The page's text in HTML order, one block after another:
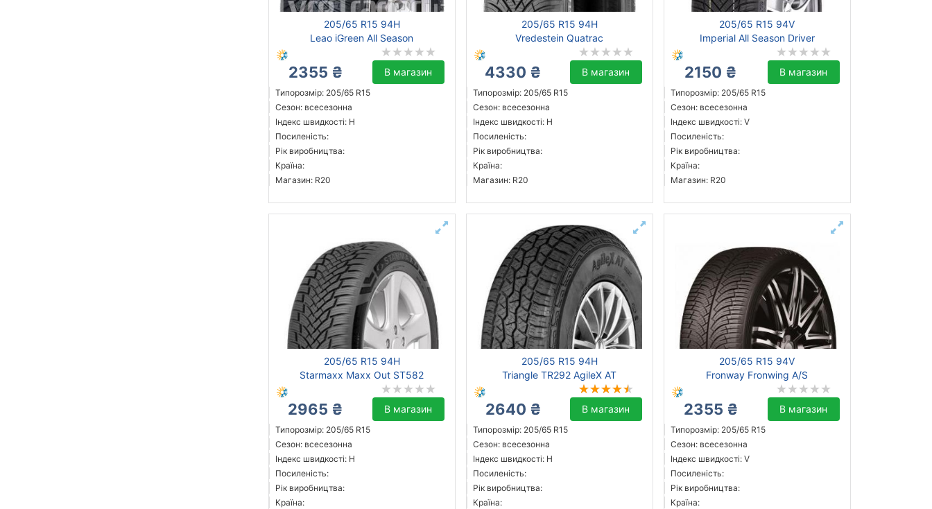
205/65 R15 94H
Leao iGreen All Season
2355 ₴ В магазин
Типорозмір: 205/65 R15
Сезон: всесезонна
Індекс швидкості: H
Посиленість:
Рік виробництва:
Країна:
Магазин: R20
205/65 R15 94H
Vredestein Quatrac
4330 ₴ В магазин
Типорозмір: 205/65 R15
Сезон: всесезонна
Індекс швидкості: H
Посиленість:
Рік виробництва:
Країна:
Магазин: R20
205/65 R15 94V
Imperial All Season Driver
2150 ₴ В магазин
Типорозмір: 205/65 R15
Сезон: всесезонна
Індекс швидкості: V
Посиленість:
Рік виробництва:
Країна:
Магазин: R20
205/65 R15 94H
Starmaxx Maxx Out ST582
2965 ₴ В магазин
Типорозмір: 205/65 R15
Сезон: всесезонна
Індекс швидкості: H
Посиленість:
Рік виробництва:
Країна:
205/65 R15 94H
Triangle TR292 AgileX AT
2640 ₴ В магазин
Типорозмір: 205/65 R15
Сезон: всесезонна
Індекс швидкості: H
Посиленість:
Рік виробництва:
Країна:
205/65 R15 94V
Fronway Fronwing A/S
2355 ₴ В магазин
Типорозмір: 205/65 R15
Сезон: всесезонна
Індекс швидкості: V
Посиленість:
Рік виробництва:
Країна: